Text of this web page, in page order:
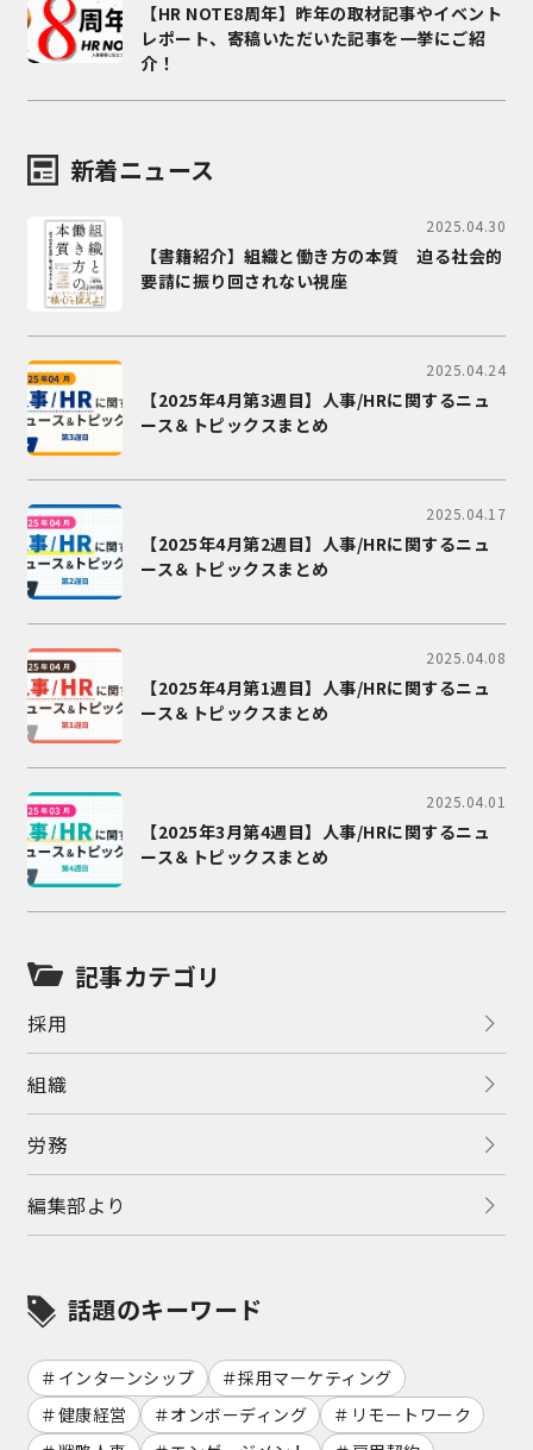
【HR NOTE8周年】昨年の取材記事やイベント
レポート、寄稿いただいた記事を一挙にご紹
介！
新着ニュース
2025.04.30
【書籍紹介】組織と働き方の本質 迫る社会的
要請に振り回されない視座
2025.04.24
【2025年4月第3週目】人事/HRに関するニュ
ース＆トピックスまとめ
2025.04.17
【2025年4月第2週目】人事/HRに関するニュ
ース＆トピックスまとめ
2025.04.08
【2025年4月第1週目】人事/HRに関するニュ
ース＆トピックスまとめ
2025.04.01
【2025年3月第4週目】人事/HRに関するニュ
ース＆トピックスまとめ
記事カテゴリ
採用
組織
労務
編集部より
話題のキーワード
インターンシップ
採用マーケティング
健康経営
オンボーディング
リモートワーク